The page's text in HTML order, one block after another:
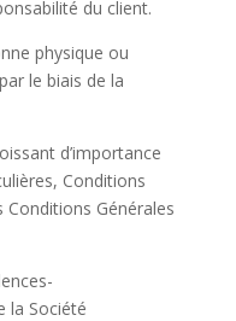
du client.
physique ou
le biais de la
d’importance
Conditions
Conditions Générales
la Société